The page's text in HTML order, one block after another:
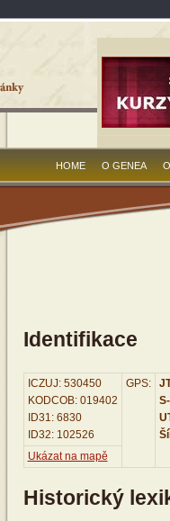
HOME O GENEA
Identifikace
ICZUJ: 530450
KODCOB: 019402
ID31: 6830
ID32: 102526
GPS:
Ukázat na mapě
Historický